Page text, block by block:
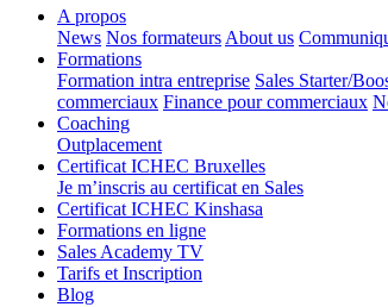
A propos
News Nos formateursAbout us
Formations
Formation intra entreprise Sales Starter/
commerciaux Finance pour commerciaux
Coaching
Outplacement
Certificat ICHEC Bruxelles
Je m’inscris au certificat en Sales
Certificat ICHEC Kinshasa
Formations en ligne
Sales Academy TV
Tarifs et Inscription
Blog